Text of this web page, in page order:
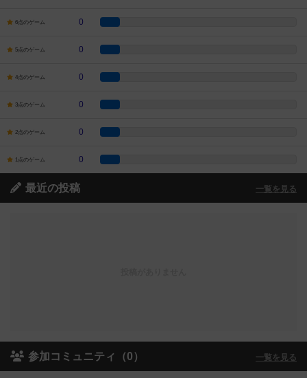
6点のゲーム 0
5点のゲーム 0
4点のゲーム 0
3点のゲーム 0
2点のゲーム 0
1点のゲーム 0
最近の投稿 一覧を見る
参加コミュニティ（0） 一覧を見る